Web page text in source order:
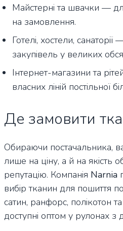
Майстерні та швачки —
на замовлення.
Готелі, хостели,
закупівель у великих
Інтернет-магазини та
власних ліній постільної
Де замовити
Обираючи постачальника,
лише на ціну, а й на якість
репутацію. Компанія Narnia
вибір тканин для пошиття
сатин, ранфорс, полікотон та
доступні оптом у рулонах з